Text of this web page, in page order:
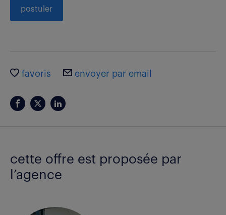
postuler
favoris envoyer par email
cette offre est proposée par
l’agence